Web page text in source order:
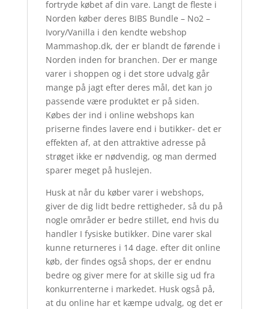
fortryde købet af din vare. Langt de fleste i
Norden køber deres BIBS Bundle – No2 –
Ivory/Vanilla i den kendte webshop
Mammashop.dk, der er blandt de førende i
Norden inden for branchen. Der er mange
varer i shoppen og i det store udvalg går
mange på jagt efter deres mål, det kan jo
passende være produktet er på siden.
Købes der ind i online webshops kan
priserne findes lavere end i butikker- det er
effekten af, at den attraktive adresse på
strøget ikke er nødvendig, og man dermed
sparer meget på huslejen.
Husk at når du køber varer i webshops,
giver de dig lidt bedre rettigheder, så du på
nogle områder er bedre stillet, end hvis du
handler I fysiske butikker. Dine varer skal
kunne returneres i 14 dage. efter dit online
køb, der findes også shops, der er endnu
bedre og giver mere for at skille sig ud fra
konkurrenterne i markedet. Husk også på,
at du online har et kæmpe udvalg, og det er